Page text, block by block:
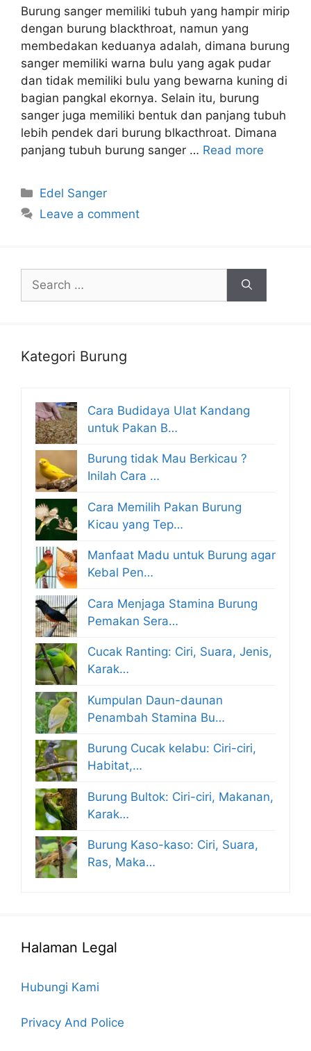
Burung sanger memiliki tubuh yang hampir mirip
dengan burung blackthroat, namun yang
membedakan keduanya adalah, dimana burung
sanger memiliki warna bulu yang agak pudar
dan tidak memiliki bulu yang bewarna kuning di
bagian pangkal ekornya. Selain itu, burung
sanger juga memiliki bentuk dan panjang tubuh
lebih pendek dari burung blkacthroat. Dimana
panjang tubuh burung sanger … Read more
Categories
Edel Sanger
Leave a comment
for:
Kategori Burung
Cara Budidaya Ulat Kandang
untuk Pakan B…
Burung tidak Mau Berkicau ?
Inilah Cara …
Cara Memilih Pakan Burung
Kicau yang Tep…
Manfaat Madu untuk Burung agar
Kebal Pen…
Cara Menjaga Stamina Burung
Pemakan Sera…
Cucak Ranting: Ciri, Suara, Jenis,
Karak…
Kumpulan Daun-daunan
Penambah Stamina Bu…
Burung Cucak kelabu: Ciri-ciri,
Habitat,…
Burung Bultok: Ciri-ciri, Makanan,
Karak…
Burung Kaso-kaso: Ciri, Suara,
Ras, Maka…
Halaman Legal
Hubungi Kami
Privacy And Police